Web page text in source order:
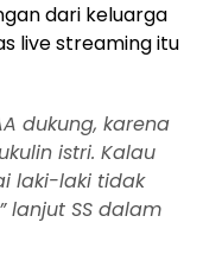
dari keluarga
live streaming itu
dukung, karena
istri. Kalau
laki-laki tidak
lanjut SS dalam